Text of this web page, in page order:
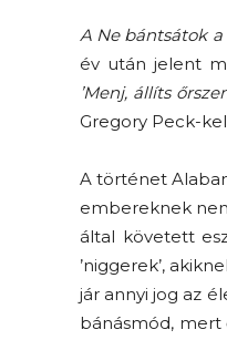
A Ne bántsátok
év után jelent
’Menj, állíts
Gregory Peck-
A történet
embereknek
által követett
’niggerek’,
jár annyi jog az
bánásmód, mert